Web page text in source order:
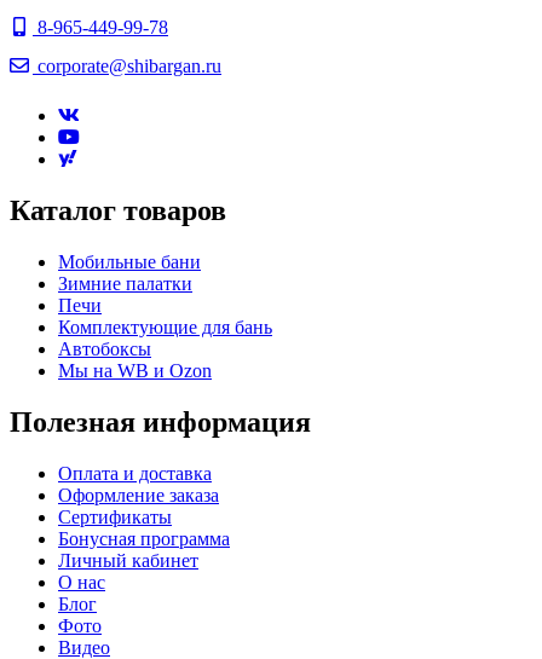
8-965-449-99-78
corporate@shibargan.ru
Каталог товаров
Мобильные бани
Зимние палатки
Печи
Комплектующие для бань
Автобоксы
Мы на WB и Ozon
Полезная информация
Оплата и доставка
Оформление заказа
Сертификаты
Бонусная программа
Личный кабинет
О нас
Блог
Фото
Видео